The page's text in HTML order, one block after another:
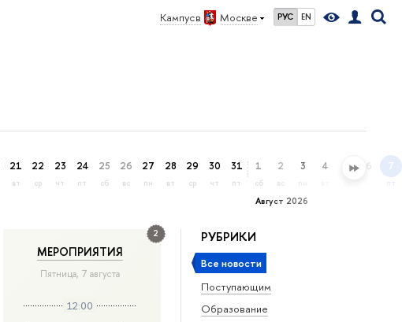
Кампус в Москве РУС EN
21
вт
22
ср
23
чт
24
пт
25
сб
26
вс
27
пн
28
вт
29
ср
30
чт
31
пт
Август 2026
1
сб
2
вс
3 4 5 6 7
пт
РУБРИКИ
Все новости
Поступающим
Образование
2
МЕРОПРИЯТИЯ
Пятница, 7 августа
12:00